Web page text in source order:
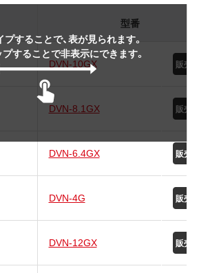
することで、表が見られます。
することで非表示にできます。
型番
DVN-10GX
DVN-8.1GX
DVN-6.4GX
DVN-4G
DVN-12GX